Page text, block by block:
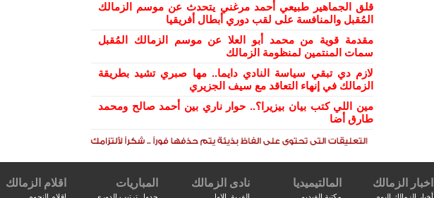
قلق الجماهير طبيعي أحمد مرغني يتحدث عن موسم الزمالك
المُقبل والمنافسة على لقب دوري أبطال أفريقيا
مقدمة قوية من محمد أبو العلا عن موسم الزمالك المُقبل
سمات المنتمين لمنظومة الزمالك
لازم دي تبقي سياسة النادي دايما.. مها صبري تشيد بطريقة
الزمالك في إنهاء التعاقد مع سيف الجزيري
مين اللي كتب بيان بيزيرا؟.. حوار ناري بين أحمد صالح ومحمد
طارق أضا
اخبار الزمالك المالتيميديا نادى الزمالك المباريات اقلام الزمالك